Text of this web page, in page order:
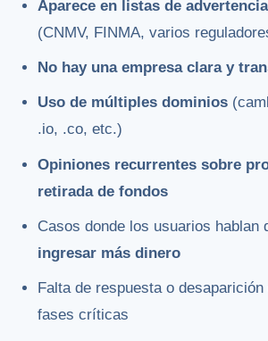
Aparece en listas de
(CNMV, FINMA, varios
No hay una empresa clara y
Uso de múltiples dominios
.io, .co, etc.)
Opiniones recurrentes sobre
retirada de fondos
Casos donde los usuarios hablan
ingresar más dinero
Falta de respuesta o
fases críticas